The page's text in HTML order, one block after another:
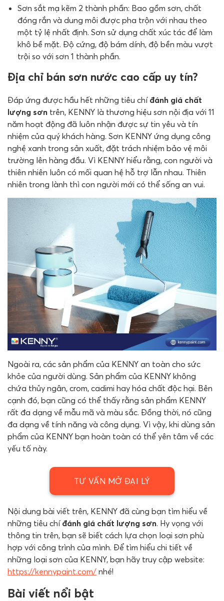
Sơn sắt mạ kẽm 2 thành phần: Bao gồm sơn, chất
đóng rắn và dung môi được pha trộn với nhau theo
một tỷ lệ nhất định. Sơn sử dụng chất xúc tác để làm
khô bề mặt. Độ cứng, độ bám dính, độ bền màu vượt
trội so với sơn 1 thành phần.
Địa chỉ bán sơn nước cao cấp uy tín?
Đáp ứng được hầu hết những tiêu chí đánh giá chất
lượng sơn trên, KENNY là thương hiệu sơn nội địa với 11
năm hoạt động đã luôn nhận được sự tin yêu và tín
nhiệm của quý khách hàng. Sơn KENNY ứng dụng công
nghệ xanh trong sản xuất, đặt trách nhiệm bảo vệ môi
trường lên hàng đầu. Vì KENNY hiểu rằng, con người và
thiên nhiên luôn có mối quan hệ hỗ trợ lẫn nhau. Thiên
nhiên trong lành thì con người mới có thể sống an vui.
Ngoài ra, các sản phẩm của KENNY an toàn cho sức
khỏe của người dùng. Sản phẩm của KENNY không
chứa thủy ngân, crom, cadimi hay hóa chất độc hại. Bên
cạnh đó, bạn cũng có thể thấy rằng sản phẩm KENNY
rất đa dạng về mẫu mã và màu sắc. Đồng thời, nó cũng
đa dạng về tính năng và công dụng. Vì vậy, khi dùng sản
phẩm của KENNY bạn hoàn toàn có thể yên tâm về các
yếu tố này.
TƯ VẤN MỞ ĐẠI LÝ
Nội dung bài viết trên, KENNY đã cùng bạn tìm hiểu về
những tiêu chí đánh giá chất lượng sơn. Hy vọng với
thông tin trên, bạn sẽ biết cách lựa chọn loại sơn phù
hợp với công trình của mình. Để tìm hiểu chi tiết về
những loại sơn của KENNY, bạn hãy truy cập website:
https://kennypaint.com/ nhé!
Bài viết nổi bật